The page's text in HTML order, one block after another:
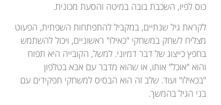
כוס לפיו, השכבת בובה במיטה והסעת מכונית.
לקראת גיל שנתיים, במקביל להתפתחות השפתית, הפעוט
מצליח לשחק במשחקי "כאילו" ראשוניים, ויכול להשתמש
בחפץ כייצוג של דבר דמיוני. למשל, הקובייה היא תפוח
והוא "אוכל" אותו, או שהוא מדבר עם אבא בטלפון
"בכאילו" ועוד. שלב זה הוא הבסיס למשחקי תפקידים עם
בני הגיל בהמשך.